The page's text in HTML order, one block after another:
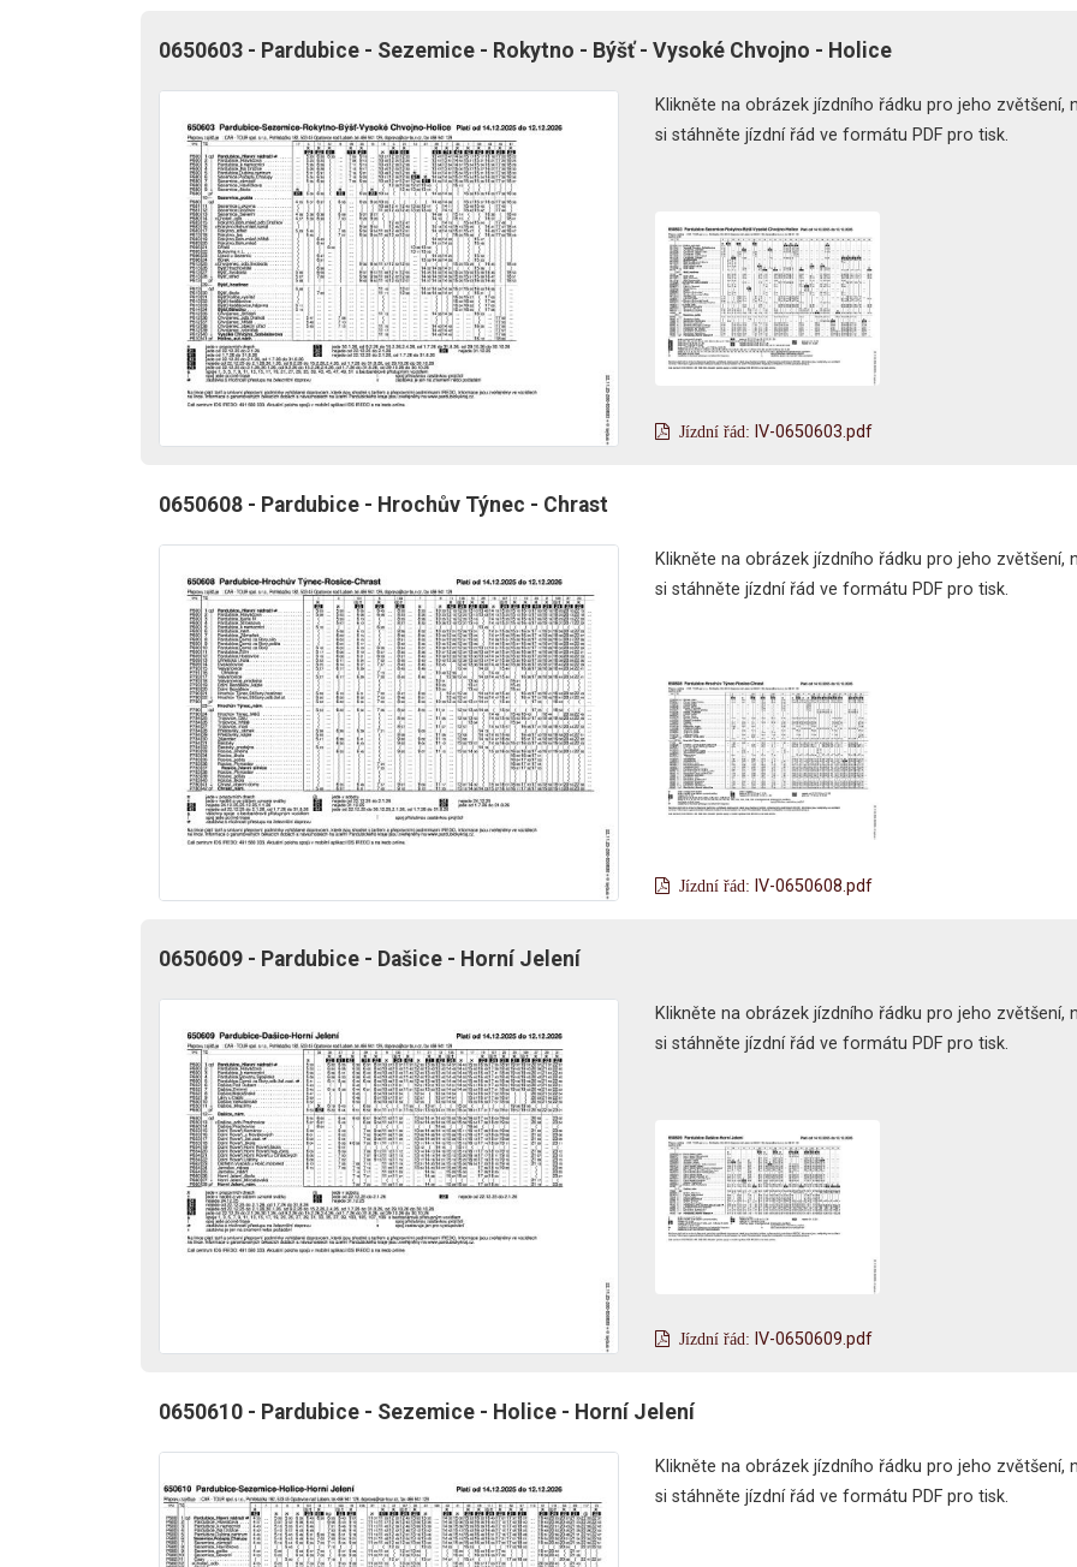
0650603 - Pardubice - Sezemice - Rokytno - Býšť - Vysoké Chvojno - Holice
Klikněte na obrázek jízdního řádku pro jeho zvětšení,
si stáhněte jízdní řád ve formátu PDF pro tisk.
lV-0650603.pdf
0650608 - Pardubice - Hrochův Týnec - Chrast
Klikněte na obrázek jízdního řádku pro jeho zvětšení,
si stáhněte jízdní řád ve formátu PDF pro tisk.
lV-0650608.pdf
0650609 - Pardubice - Dašice - Horní Jelení
Klikněte na obrázek jízdního řádku pro jeho zvětšení,
si stáhněte jízdní řád ve formátu PDF pro tisk.
lV-0650609.pdf
0650610 - Pardubice - Sezemice - Holice - Horní Jelení
Klikněte na obrázek jízdního řádku pro jeho zvětšení,
si stáhněte jízdní řád ve formátu PDF pro tisk.